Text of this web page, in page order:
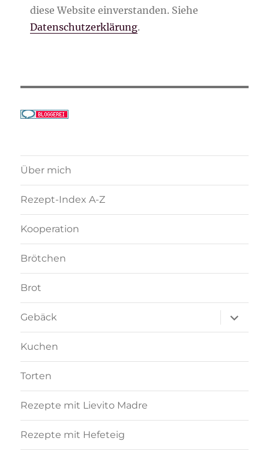
diese Website einverstanden. Siehe
Datenschutzerklärung.
Über mich
Rezept-Index A-Z
Kooperation
Brötchen
Brot
Gebäck
anzeigen
Kuchen
Torten
Rezepte mit Lievito Madre
Rezepte mit Hefeteig